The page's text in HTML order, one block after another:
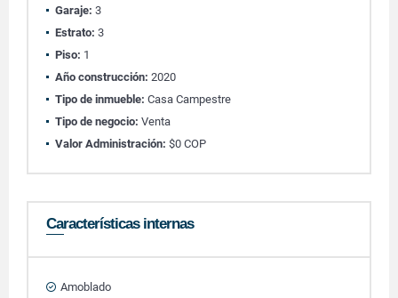
Garaje: 3
Estrato: 3
Piso: 1
Año construcción: 2020
Tipo de inmueble: Casa Campestre
Tipo de negocio: Venta
Valor Administración: $0 COP
Características internas
Amoblado